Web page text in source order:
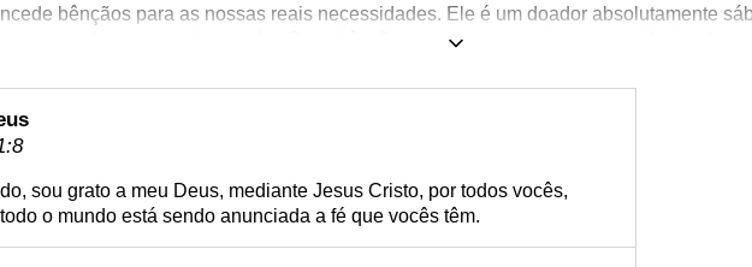
bênçãos para as nossas reais necessidades. Ele é um doador absolutamente
todo aquele que agradece pelas Suas bênçãos, mesmo em meio a adversidades.
vários benefícios físicos, mentais, emocionais e espirituais comprovados
uma atitude positiva diante da vida e a aproximação das pessoas. Encontre
sou grato a meu Deus, mediante Jesus Cristo, por todos vocês,
o mundo está sendo anunciada a fé que vocês têm.